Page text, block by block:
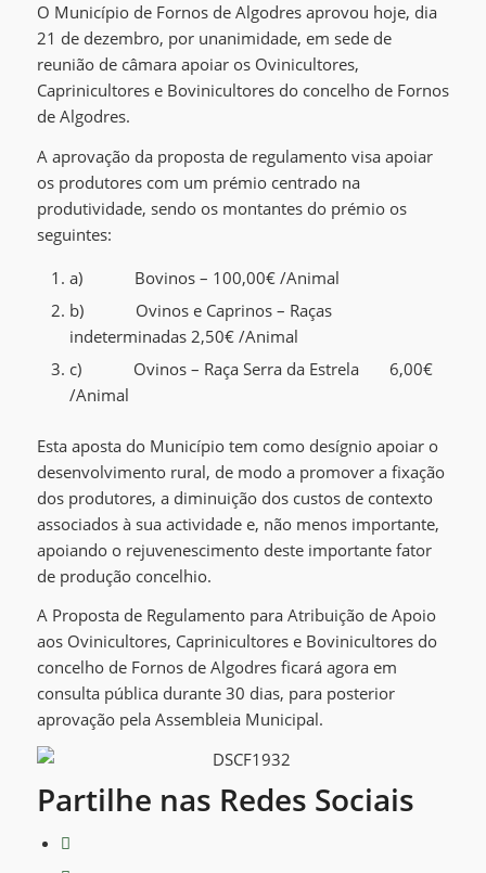
O Município de Fornos de Algodres aprovou hoje, dia
21 de dezembro, por unanimidade, em sede de
reunião de câmara apoiar os Ovinicultores,
Caprinicultores e Bovinicultores do concelho de Fornos
de Algodres.
A aprovação da proposta de regulamento visa apoiar
os produtores com um prémio centrado na
produtividade, sendo os montantes do prémio os
seguintes:
a) Bovinos – 100,00€ /Animal
b) Ovinos e Caprinos – Raças
indeterminadas 2,50€ /Animal
c) Ovinos – Raça Serra da Estrela 6,00€
/Animal
Esta aposta do Município tem como desígnio apoiar o
desenvolvimento rural, de modo a promover a fixação
dos produtores, a diminuição dos custos de contexto
associados à sua actividade e, não menos importante,
apoiando o rejuvenescimento deste importante fator
de produção concelhio.
A Proposta de Regulamento para Atribuição de Apoio
aos Ovinicultores, Caprinicultores e Bovinicultores do
concelho de Fornos de Algodres ficará agora em
consulta pública durante 30 dias, para posterior
aprovação pela Assembleia Municipal.
Partilhe nas Redes Sociais